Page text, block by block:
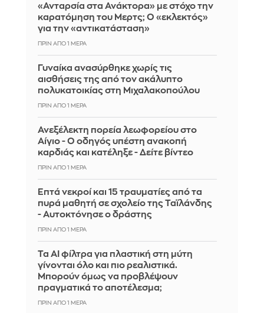
«Ανταρσία στα Ανάκτορα» με στόχο την
καρατόμηση του Μερτς; Ο «εκλεκτός»
για την «αντικατάσταση»
ΠΡΙΝ ΑΠΌ 1 ΜΈΡΑ
Γυναίκα ανασύρθηκε χωρίς τις
αισθήσεις της από τον ακάλυπτο
πολυκατοικίας στη Μιχαλακοπούλου
ΠΡΙΝ ΑΠΌ 1 ΜΈΡΑ
Ανεξέλεκτη πορεία λεωφορείου στο
Αίγιο - Ο οδηγός υπέστη ανακοπή
καρδιάς και κατέληξε - Δείτε βίντεο
ΠΡΙΝ ΑΠΌ 1 ΜΈΡΑ
Επτά νεκροί και 15 τραυματίες από τα
πυρά μαθητή σε σχολείο της Ταϊλάνδης
- Αυτοκτόνησε ο δράστης
ΠΡΙΝ ΑΠΌ 1 ΜΈΡΑ
Τα AI φίλτρα για πλαστική στη μύτη
γίνονται όλο και πιο ρεαλιστικά.
Μπορούν όμως να προβλέψουν
πραγματικά το αποτέλεσμα;
ΠΡΙΝ ΑΠΌ 1 ΜΈΡΑ